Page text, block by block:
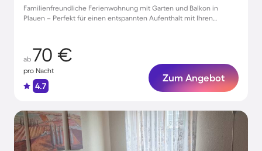
Familienfreundliche Ferienwohnung mit Garten und Balkon in
Plauen – Perfekt für einen entspannten Aufenthalt mit Ihren
ab 70 €
pro Nacht
4.7
Zum Angebot